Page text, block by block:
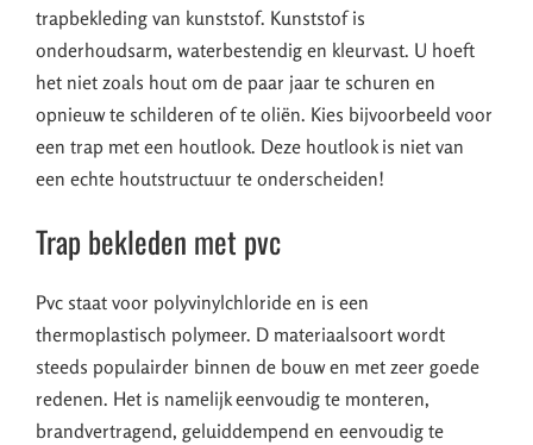
trapbekleding van kunststof. Kunststof is
onderhoudsarm, waterbestendig en kleurvast. U hoeft
het niet zoals hout om de paar jaar te schuren en
opnieuw te schilderen of te oliën. Kies bijvoorbeeld voor
een trap met een houtlook. Deze houtlook is niet van
een echte houtstructuur te onderscheiden!
Trap bekleden met pvc
Pvc staat voor polyvinylchloride en is een
thermoplastisch polymeer. D materiaalsoort wordt
steeds populairder binnen de bouw en met zeer goede
redenen. Het is namelijk eenvoudig te monteren,
brandvertragend, geluiddempend en eenvoudig te